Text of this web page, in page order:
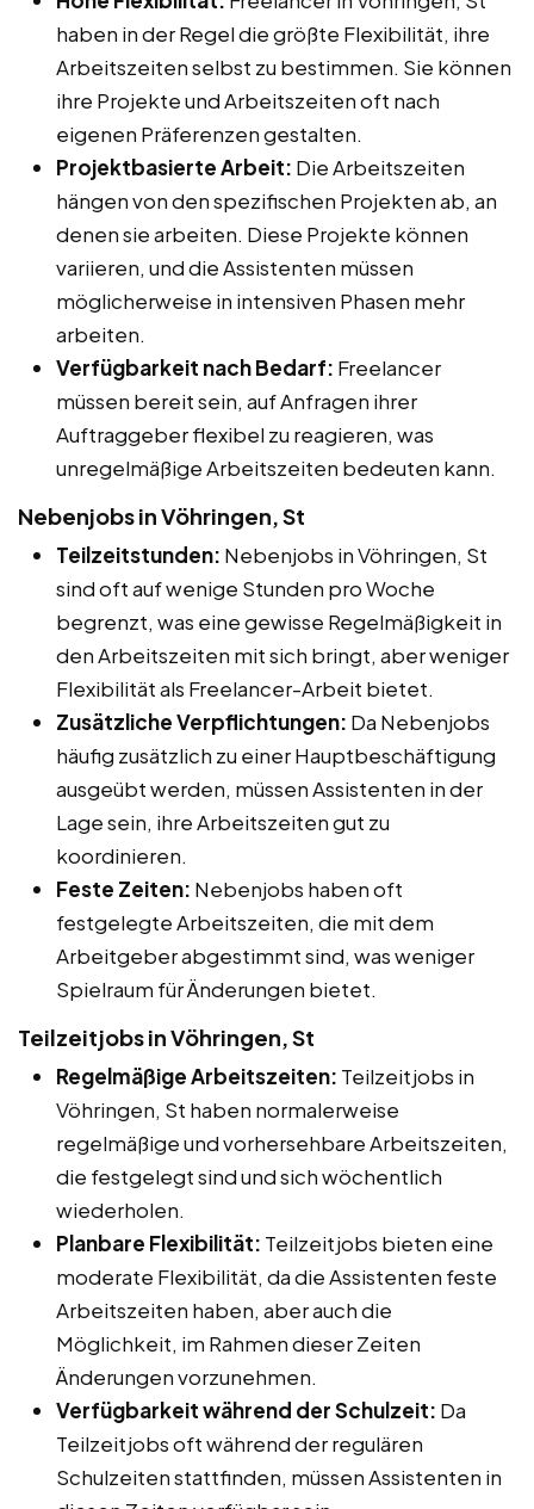
haben in der Regel die größte Flexibilität, ihre
Arbeitszeiten selbst zu bestimmen. Sie können
ihre Projekte und Arbeitszeiten oft nach
eigenen Präferenzen gestalten.
Projektbasierte Arbeit: Die Arbeitszeiten
hängen von den spezifischen Projekten ab, an
denen sie arbeiten. Diese Projekte können
variieren, und die Assistenten müssen
möglicherweise in intensiven Phasen mehr
arbeiten.
Verfügbarkeit nach Bedarf: Freelancer
müssen bereit sein, auf Anfragen ihrer
Auftraggeber flexibel zu reagieren, was
unregelmäßige Arbeitszeiten bedeuten kann.
Nebenjobs in Vöhringen, St
Teilzeitstunden: Nebenjobs in Vöhringen, St
sind oft auf wenige Stunden pro Woche
begrenzt, was eine gewisse Regelmäßigkeit in
den Arbeitszeiten mit sich bringt, aber weniger
Flexibilität als Freelancer-Arbeit bietet.
Zusätzliche Verpflichtungen: Da Nebenjobs
häufig zusätzlich zu einer Hauptbeschäftigung
ausgeübt werden, müssen Assistenten in der
Lage sein, ihre Arbeitszeiten gut zu
koordinieren.
Feste Zeiten: Nebenjobs haben oft
festgelegte Arbeitszeiten, die mit dem
Arbeitgeber abgestimmt sind, was weniger
Spielraum für Änderungen bietet.
Teilzeitjobs in Vöhringen, St
Regelmäßige Arbeitszeiten: Teilzeitjobs in
Vöhringen, St haben normalerweise
regelmäßige und vorhersehbare Arbeitszeiten,
die festgelegt sind und sich wöchentlich
wiederholen.
Planbare Flexibilität: Teilzeitjobs bieten eine
moderate Flexibilität, da die Assistenten feste
Arbeitszeiten haben, aber auch die
Möglichkeit, im Rahmen dieser Zeiten
Änderungen vorzunehmen.
Verfügbarkeit während der Schulzeit: Da
Teilzeitjobs oft während der regulären
Schulzeiten stattfinden, müssen Assistenten in